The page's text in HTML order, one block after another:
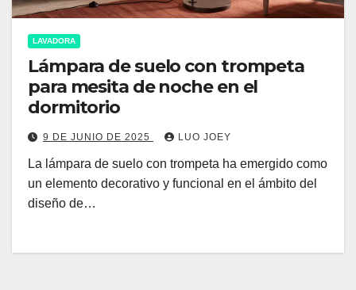
LAVADORA
Lámpara de suelo con trompeta
para mesita de noche en el
dormitorio
9 DE JUNIO DE 2025 LUO JOEY
La lámpara de suelo con trompeta ha emergido como
un elemento decorativo y funcional en el ámbito del
diseño de…